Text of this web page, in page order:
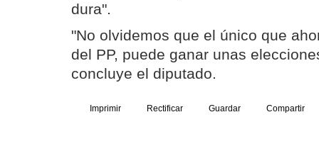
dura".
"No olvidemos que el único que
del PP, puede ganar unas
concluye el diputado.
Imprimir Rectificar Guardar Compartir